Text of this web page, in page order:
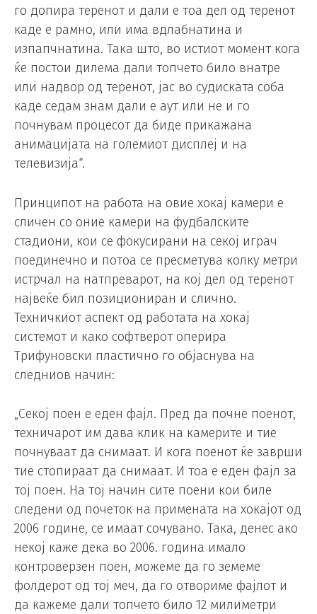
го допира теренот и дали е тоа дел од теренот
каде е рамно, или има вдлабнатина и
изпапчнатина. Така што, во истиот момент кога
ќе постои дилема дали топчето било внатре
или надвор од теренот, јас во судиската соба
каде седам знам дали е аут или не и го
почнувам процесот да биде прикажана
анимацијата на големиот дисплеј и на
телевизија“.
Принципот на работа на овие хокај камери е
сличен со оние камери на фудбалските
стадиони, кои се фокусирани на секој играч
поединечно и потоа се пресметува колку метри
истрчал на натпреварот, на кој дел од теренот
највеќе бил позициониран и слично.
Техничкиот аспект од работата на хокај
системот и како софтверот оперира
Трифуновски пластично го објаснува на
следниов начин:
„Секој поен е еден фајл. Пред да почне поенот,
техничарот им дава клик на камерите и тие
почнуваат да снимаат. И кога поенот ќе заврши
тие стопираат да снимаат. И тоа е еден фајл за
тој поен. На тој начин сите поени кои биле
следени од почеток на примената на хокајот од
2006 године, се имаат сочувано. Така, денес ако
некој каже дека во 2006. година имало
контроверзен поен, можеме да го земеме
фолдерот од тој меч, да го отвориме фајлот и
да кажеме дали топчето било 12 милиметри